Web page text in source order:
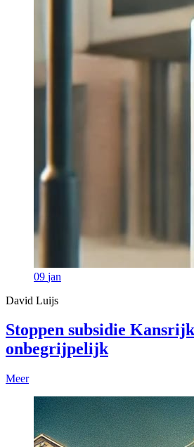
09 jan
David Luijs
Stoppen subsidie
onbegrijpelijk
Meer